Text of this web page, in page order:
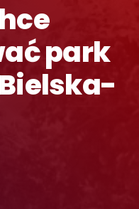
park